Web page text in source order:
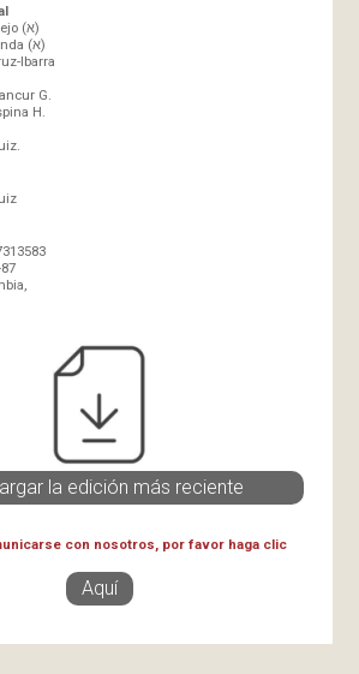
Luciano Mora-Osejo (א)
Valentina Marulanda (א)
Ibarra
G.
H.
la edición más reciente
con nosotros, por favor haga clic
Aquí